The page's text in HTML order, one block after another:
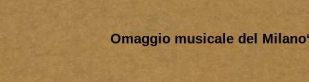
Omaggio musicale del